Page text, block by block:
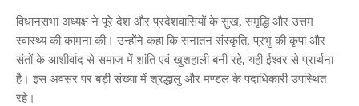
विधानसभा अध्यक्ष ने पूरे देश और प्रदेशवासियों के सुख, समृद्धि और उत्तम
स्वास्थ्य की कामना की। उन्होंने कहा कि सनातन संस्कृति, प्रभु की कृपा और
संतों के आशीर्वाद से समाज में शांति एवं खुशहाली बनी रहे, यही ईश्वर से प्रार्थना
है। इस अवसर पर बड़ी संख्या में श्रद्धालु और मण्डल के पदाधिकारी उपस्थित
रहे।